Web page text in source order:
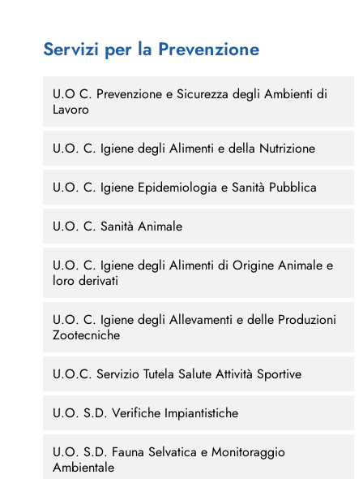
Servizi per la Prevenzione
U.O C. Prevenzione e Sicurezza degli Ambienti di
Lavoro
U.O. C. Igiene degli Alimenti e della Nutrizione
U.O. C. Igiene Epidemiologia e Sanità Pubblica
U.O. C. Sanità Animale
U.O. C. Igiene degli Alimenti di Origine Animale e
loro derivati
U.O. C. Igiene degli Allevamenti e delle Produzioni
Zootecniche
U.O.C. Servizio Tutela Salute Attività Sportive
U.O. S.D. Verifiche Impiantistiche
U.O. S.D. Fauna Selvatica e Monitoraggio
Ambientale